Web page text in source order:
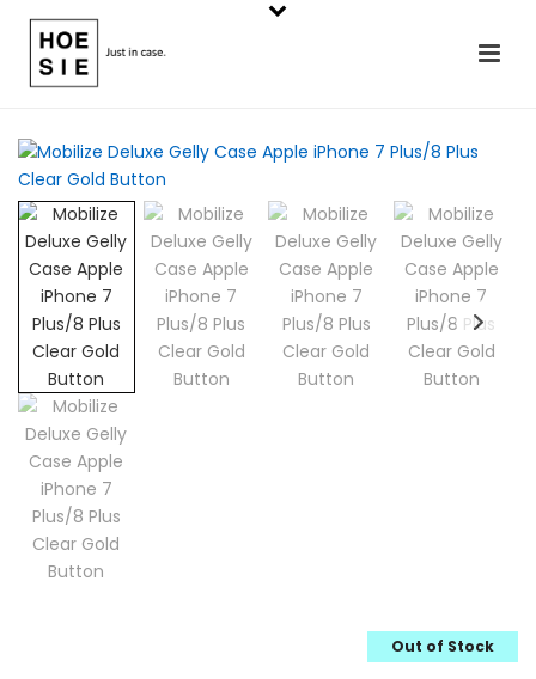
Out of Stock